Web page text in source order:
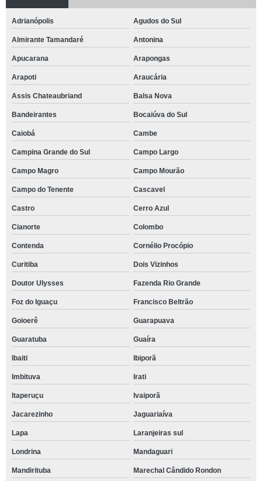
Adrianópolis Agudos do Sul
Almirante Tamandaré Antonina
Apucarana Arapongas
Arapoti Araucária
Assis Chateaubriand Balsa Nova
Bandeirantes Bocaiúva do Sul
Caiobá Cambe
Campina Grande do Sul Campo Largo
Campo Magro Campo Mourão
Campo do Tenente Cascavel
Castro Cerro Azul
Cianorte Colombo
Contenda Cornélio Procópio
Curitiba Dois Vizinhos
Doutor Ulysses Fazenda Rio Grande
Foz do Iguaçu Francisco Beltrão
Goioerê Guarapuava
Guaratuba Guaíra
Ibaiti Ibiporã
Imbituva Irati
Itaperuçu Ivaiporã
Jacarezinho Jaguariaíva
Lapa Laranjeiras sul
Londrina Mandaguari
Mandirituba Marechal Cândido Rondon